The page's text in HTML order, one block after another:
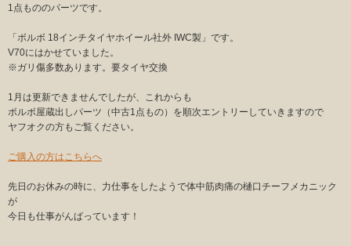
1点もののパーツです。
「ボルボ 18インチタイヤホイール社外 IWC製」です。
V70にはかせていました。
※ガリ傷多数あります。要タイヤ交換
1月は更新できませんでしたが、これからも
ボルボ屋蔵出しパーツ（中古1点もの）を順次エントリーしていきますので
ヤフオクの方もご覧ください。
ご購入の方はこちらへ
先日のお休みの時に、力仕事をしたようで体中筋肉痛の樋口チーフメカニック
が
今日も仕事がんばっています！